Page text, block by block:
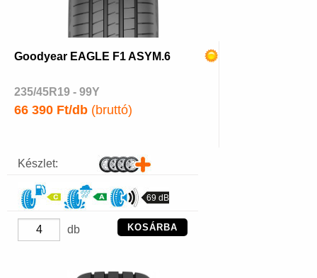
Goodyear EAGLE F1 ASYM.6
235/45R19 - 99Y
66 390 Ft/db (bruttó)
Készlet:
69 dB
db KOSÁRBA